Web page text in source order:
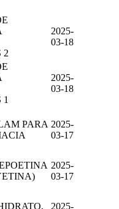
2
2025-
03-18
1
2025-
03-18
PARA 2025-
03-17
2025-
03-17
2025-